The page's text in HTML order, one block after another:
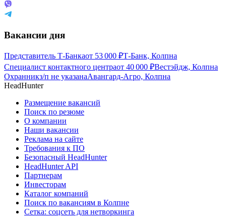
Вакансии дня
Представитель Т-Банкаот 53 000 ₽Т-Банк, Колпна
Специалист контактного центраот 40 000 ₽Вестэйдж, Колпна
Охранникз/п не указанаАвангард-Агро, Колпна
HeadHunter
Размещение вакансий
Поиск по резюме
О компании
Наши вакансии
Реклама на сайте
Требования к ПО
Безопасный HeadHunter
HeadHunter API
Партнерам
Инвесторам
Каталог компаний
Поиск по вакансиям в Колпне
Сетка: соцсеть для нетворкинга